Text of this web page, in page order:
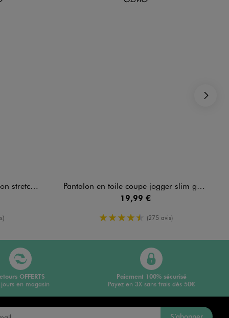
garçon
Pantalon en toile coupe jogger slim garçon
19,99 €
4.5/5 de moyenne
(275 avis)
OFFERTS
en magasin
Paiement 100% sécurisé
Payez en 3X sans frais dès 50€